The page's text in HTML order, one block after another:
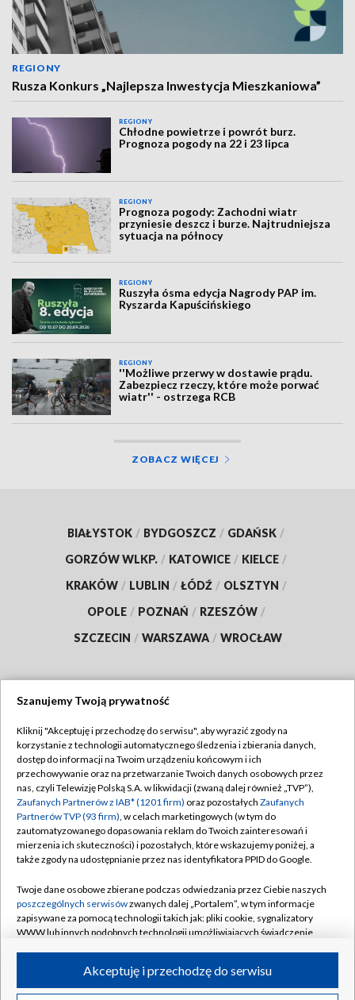
REGIONY
Rusza Konkurs „Najlepsza Inwestycja Mieszkaniowa”
REGIONY
Chłodne powietrze i powrót burz.
Prognoza pogody na 22 i 23 lipca
REGIONY
Prognoza pogody: Zachodni wiatr
przyniesie deszcz i burze. Najtrudniejsza
sytuacja na północy
REGIONY
Ruszyła ósma edycja Nagrody PAP im.
Ryszarda Kapuścińskiego
REGIONY
''Możliwe przerwy w dostawie prądu.
Zabezpiecz rzeczy, które może porwać
wiatr'' - ostrzega RCB
ZOBACZ WIĘCEJ
BIAŁYSTOK / BYDGOSZCZ / GDAŃSK /
GORZÓW WLKP. / KATOWICE / KIELCE /
KRAKÓW / LUBLIN / ŁÓDŹ / OLSZTYN /
OPOLE / POZNAŃ / RZESZÓW /
SZCZECIN / WARSZAWA / WROCŁAW
TVP
Abonament TVP
Emisja w TVP
Centrum informacji TVP
Naziemna Telewizja Cyfrowa
Rada Programowa
System NOS
Informacje o nadawcy
Program dla prasy
Regulamin TVP
Polityka prywatności
Moje zgody
Pomoc
Kontakt
Kanały
©2026 Telewizja Polska S.A. w likwidacji
Szanujemy Twoją prywatność
Kliknij "Akceptuję i przechodzę do serwisu", aby wyrazić zgody na
korzystanie z technologii automatycznego śledzenia i zbierania danych,
dostęp do informacji na Twoim urządzeniu końcowym i ich
przechowywanie oraz na przetwarzanie Twoich danych osobowych przez
nas, czyli Telewizję Polską S.A. w likwidacji (zwaną dalej również „TVP”),
Zaufanych Partnerów z IAB* (1201 firm) oraz pozostałych Zaufanych
Partnerów TVP (93 firm), w celach marketingowych (w tym do
zautomatyzowanego dopasowania reklam do Twoich zainteresowań i
mierzenia ich skuteczności) i pozostałych, które wskazujemy poniżej, a
także zgody na udostępnianie przez nas identyfikatora PPID do Google.
Twoje dane osobowe zbierane podczas odwiedzania przez Ciebie naszych
poszczególnych serwisówzwanych dalej „Portalem”, w tym informacje
zapisywane za pomocą technologii takich jak: pliki cookie, sygnalizatory
WWW lub innych podobnych technologii umożliwiających świadczenie
ruchu w Internecie.Akceptuję i przechodzę do serwisu